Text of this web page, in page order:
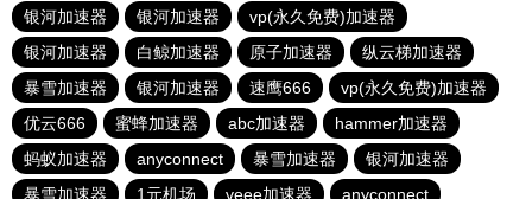
银河加速器
银河加速器
vp(永久免费)加速器
银河加速器
白鲸加速器 原子加速器
纵云梯加速器
暴雪加速器
银河加速器 速鹰666
vp(永久免费)加速器
优云666
蜜蜂加速器 abc加速器
hammer加速器
蚂蚁加速器
anyconnect 暴雪加速器
银河加速器
暴雪加速器
1元机场 veee加速器 anyconnect